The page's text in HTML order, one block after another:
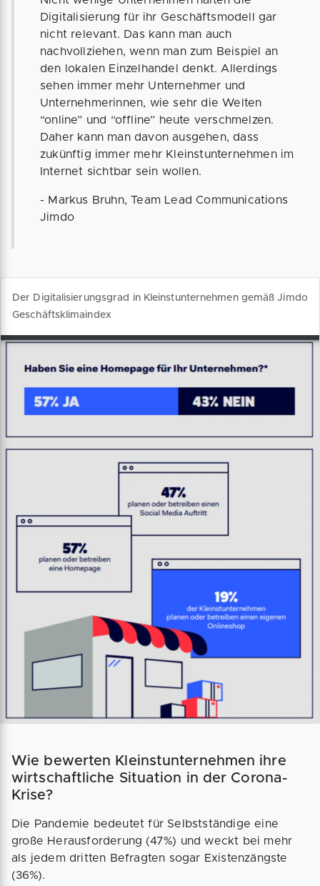
Digitalisierung für ihr Geschäftsmodell gar
nicht relevant. Das kann man auch
nachvollziehen, wenn man zum Beispiel an
den lokalen Einzelhandel denkt. Allerdings
sehen immer mehr Unternehmer und
Unternehmerinnen, wie sehr die Welten
“online” und “offline” heute verschmelzen.
Daher kann man davon ausgehen, dass
zukünftig immer mehr Kleinstunternehmen im
Internet sichtbar sein wollen.
- Markus Bruhn, Team Lead Communications
Jimdo
Der Digitalisierungsgrad in Kleinstunternehmen gemäß Jimdo
Geschäftsklimaindex
Wie bewerten Kleinstunternehmen ihre
wirtschaftliche Situation in der Corona-
Krise?
Die Pandemie bedeutet für Selbstständige eine
große Herausforderung (47%) und weckt bei mehr
als jedem dritten Befragten sogar Existenzängste
(36%).